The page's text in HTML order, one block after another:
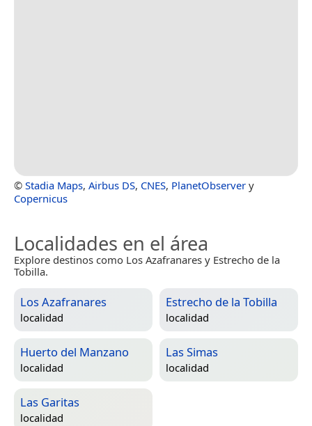
© Stadia Maps, Airbus DS, CNES, PlanetObserver y
Copernicus
Localidades en el área
Explore destinos como Los Azafranares y Estrecho de la
Tobilla.
Los Azafranares
localidad
Estrecho de la Tobilla
localidad
Huerto del Manzano
localidad
Las Simas
localidad
Las Garitas
localidad